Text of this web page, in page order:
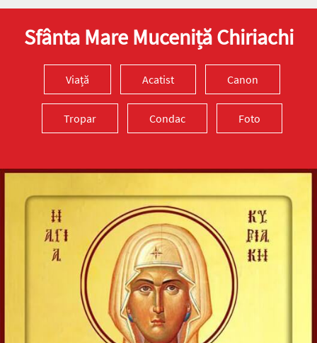
Sfânta Mare Muceniță Chiriachi
Viață Acatist Canon
Tropar Condac Foto